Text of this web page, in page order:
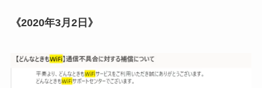
《2020年3月2日》